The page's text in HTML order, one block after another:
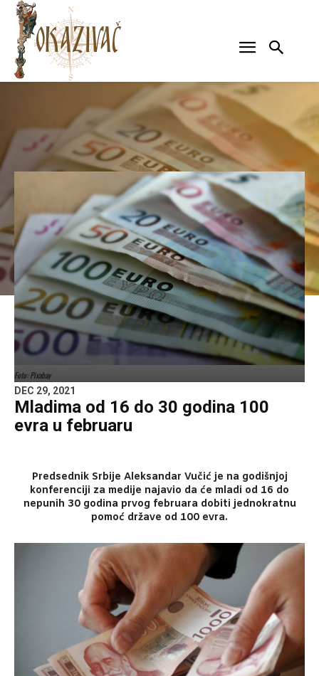
Foto: Pixabay
DEC 29, 2021
Mladima od 16 do 30 godina 100
evra u februaru
Predsednik Srbije Aleksandar Vučić je na godišnjoj
konferenciji za medije najavio da će mladi od 16 do
nepunih 30 godina prvog februara dobiti jednokratnu
pomoć države od 100 evra.